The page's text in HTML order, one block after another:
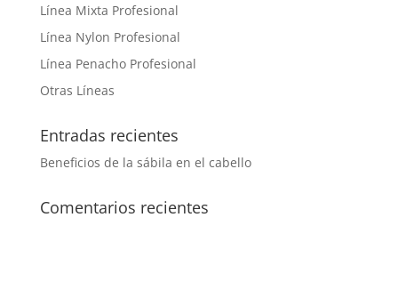
Línea Mixta Profesional
Línea Nylon Profesional
Línea Penacho Profesional
Otras Líneas
Entradas recientes
Beneficios de la sábila en el cabello
Comentarios recientes